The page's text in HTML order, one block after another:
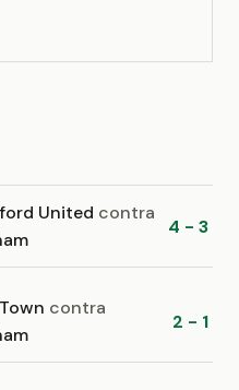
United contra
4 - 3
contra
2 - 1